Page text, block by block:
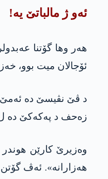
ئه‌و ژ مالباتێ یه‌!
هه‌ر وها گۆتنا
ئۆجالان میت بوو،
زه‌حف د په‌كه‌كێ ده‌ ل
وه‌زیرێ كارێن
هه‌زارانه‌». ئه‌ڤ